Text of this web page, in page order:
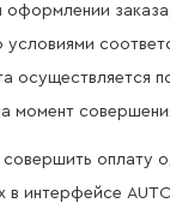
оформлении
условиями
осуществляется
момент
оплату
в интерфейсе